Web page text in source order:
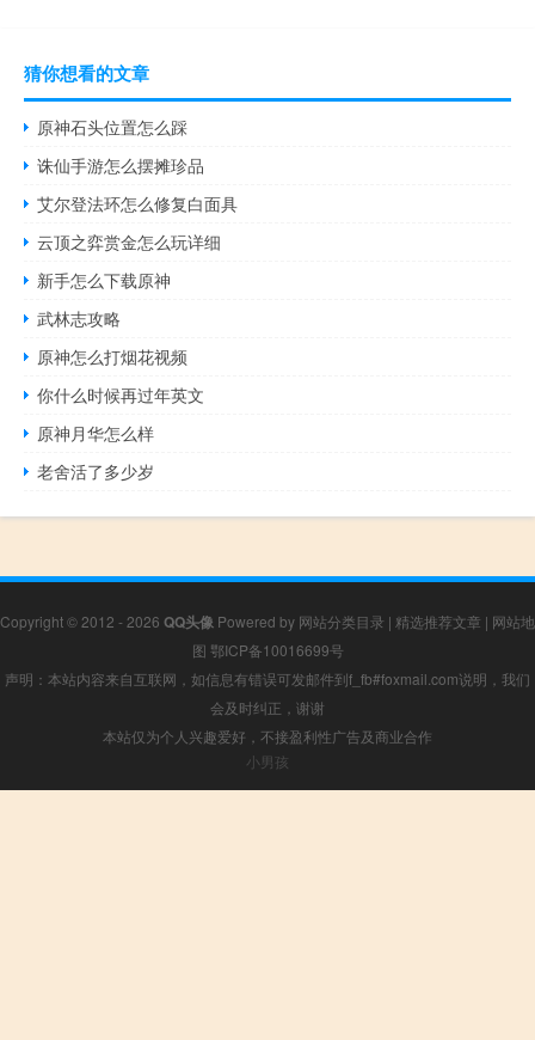
猜你想看的文章
原神石头位置怎么踩
诛仙手游怎么摆摊珍品
艾尔登法环怎么修复白面具
云顶之弈赏金怎么玩详细
新手怎么下载原神
武林志攻略
原神怎么打烟花视频
你什么时候再过年英文
原神月华怎么样
老舍活了多少岁
Copyright © 2012 - 2026 QQ头像 Powered by 网站分类目录 | 精选推荐文章 | 网站地
图 鄂ICP备10016699号
声明：本站内容来自互联网，如信息有错误可发邮件到f_fb#foxmail.com说明，我们
会及时纠正，谢谢
本站仅为个人兴趣爱好，不接盈利性广告及商业合作
小男孩